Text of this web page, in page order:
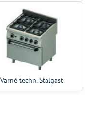
Varné techn. Stalgast